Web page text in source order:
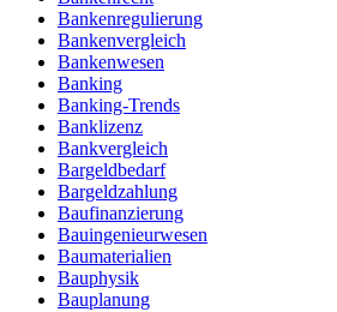
Bankenregulierung
Bankenvergleich
Bankenwesen
Banking
Banking-Trends
Banklizenz
Bankvergleich
Bargeldbedarf
Bargeldzahlung
Baufinanzierung
Bauingenieurwesen
Baumaterialien
Bauphysik
Bauplanung